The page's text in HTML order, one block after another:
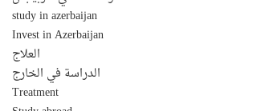
study in azerbaijan
Invest in Azerbaijan
العلاج
الدراسة في الخارج
Treatment